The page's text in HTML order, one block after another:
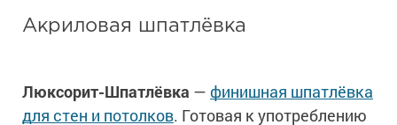
Акриловая шпатлёвка
Люксорит-Шпатлёвка — финишная шпатлёвка
для стен и потолков. Готовая к употреблению